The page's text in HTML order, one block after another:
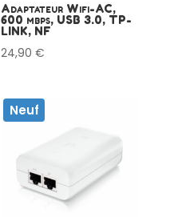
Adaptateur Wifi-AC,
600 mbps, USB 3.0, TP-
LINK, NF
24,90€
Neuf